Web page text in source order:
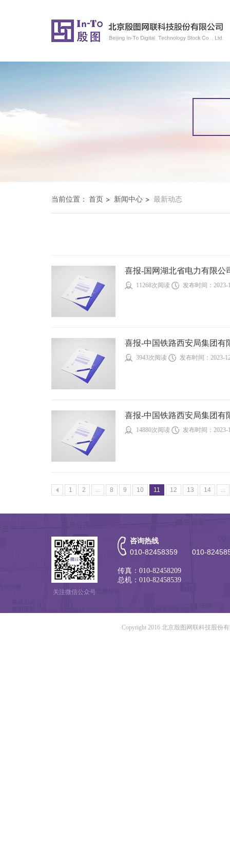
当前位置： 首页 新闻中心 最新动态
喜报-国网湖北省电力有限公
11268次阅读 发布时间：2023-
喜报-中国铁路西安局集团有
3943次阅读 发布时间：2023-
喜报-中国铁路西安局集团有
14880次阅读 发布时间：2023-
1 2 ... 8 9 10 11 12 13 14 ...
关注微信公众号
咨询热线
010-82458359 010-
传真：010-82458209
总机：010-82458539
Copyright 2016 北京殷图网联科技股份